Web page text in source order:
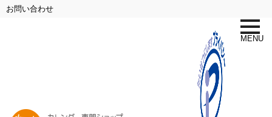
お問い合わせ
toggle
MENU